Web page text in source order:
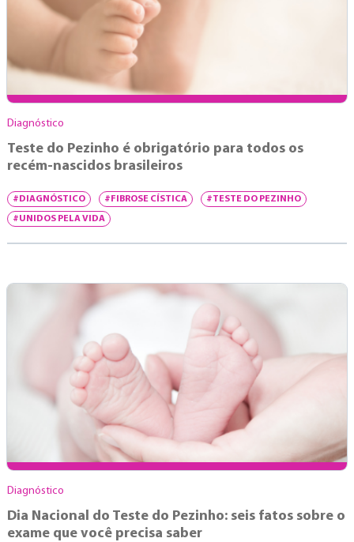
Diagnóstico
Teste do Pezinho é obrigatório para todos os
recém-nascidos brasileiros
#DIAGNÓSTICO #FIBROSE CÍSTICA #TESTE DO PEZINHO
#UNIDOS PELA VIDA
Diagnóstico
Dia Nacional do Teste do Pezinho: seis fatos sobre o
exame que você precisa saber